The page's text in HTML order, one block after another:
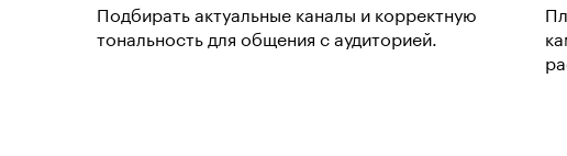
Подбирать актуальные каналы и корректную
тональность для общения с аудиторией.